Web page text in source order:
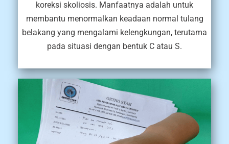
koreksi skoliosis. Manfaatnya adalah untuk
membantu menormalkan keadaan normal tulang
belakang yang mengalami kelengkungan, terutama
pada situasi dengan bentuk C atau S.